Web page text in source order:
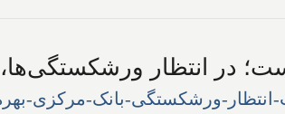
در انتظار ورشکستگی‌ها،